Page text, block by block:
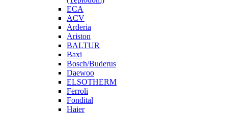
ECA
ACV
Arderia
Ariston
BALTUR
Baxi
Bosch/Buderus
Daewoo
ELSOTHERM
Ferroli
Fondital
Haier